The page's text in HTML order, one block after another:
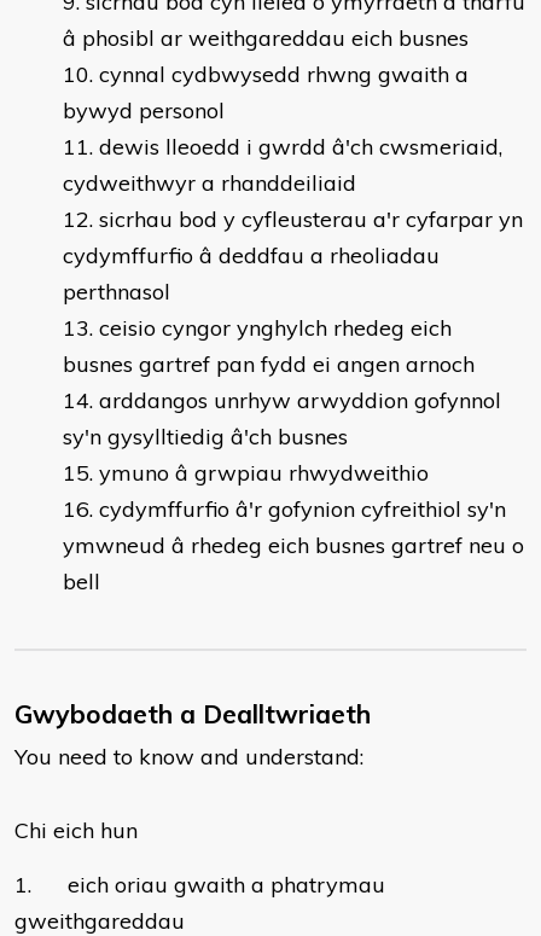
â phosibl ar weithgareddau eich busnes
cynnal cydbwysedd rhwng gwaith a
bywyd personol
dewis lleoedd i gwrdd â'ch cwsmeriaid,
cydweithwyr a rhanddeiliaid
sicrhau bod y cyfleusterau a'r cyfarpar yn
cydymffurfio â deddfau a rheoliadau
perthnasol
ceisio cyngor ynghylch rhedeg eich
busnes gartref pan fydd ei angen arnoch
arddangos unrhyw arwyddion gofynnol
sy'n gysylltiedig â'ch busnes
ymuno â grwpiau rhwydweithio
cydymffurfio â'r gofynion cyfreithiol sy'n
ymwneud â rhedeg eich busnes gartref neu o
bell
Gwybodaeth a Dealltwriaeth
You need to know and understand:
Chi eich hun
1. eich oriau gwaith a phatrymau
gweithgareddau